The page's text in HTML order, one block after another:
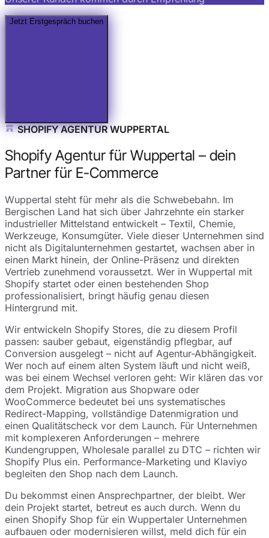
Jetzt Erstgespräch buchen
SHOPIFY AGENTUR WUPPERTAL
Shopify Agentur für Wuppertal – dein
Partner für E-Commerce
Wuppertal steht für mehr als die Schwebebahn. Im
Bergischen Land hat sich über Jahrzehnte ein starker
industrieller Mittelstand entwickelt – Textil, Chemie,
Werkzeuge, Konsumgüter. Viele dieser Unternehmen sind
nicht als Digitalunternehmen gestartet, wachsen aber in
einen Markt hinein, der Online-Präsenz und direkten
Vertrieb zunehmend voraussetzt. Wer in Wuppertal mit
Shopify startet oder einen bestehenden Shop
professionalisiert, bringt häufig genau diesen
Hintergrund mit.
Wir entwickeln Shopify Stores, die zu diesem Profil
passen: sauber gebaut, eigenständig pflegbar, auf
Conversion ausgelegt – nicht auf Agentur-Abhängigkeit.
Wer noch auf einem alten System läuft und nicht weiß,
was bei einem Wechsel verloren geht: Wir klären das vor
dem Projekt. Migration aus Shopware oder
WooCommerce bedeutet bei uns systematisches
Redirect-Mapping, vollständige Datenmigration und
einen Qualitätscheck vor dem Launch. Für Unternehmen
mit komplexeren Anforderungen – mehrere
Kundengruppen, Wholesale parallel zu DTC – richten wir
Shopify Plus ein. Performance-Marketing und Klaviyo
begleiten den Shop nach dem Launch.
Du bekommst einen Ansprechpartner, der bleibt. Wer
dein Projekt startet, betreut es auch durch. Wenn du
einen Shopify Shop für ein Wuppertaler Unternehmen
aufbauen oder modernisieren willst, meld dich für ein